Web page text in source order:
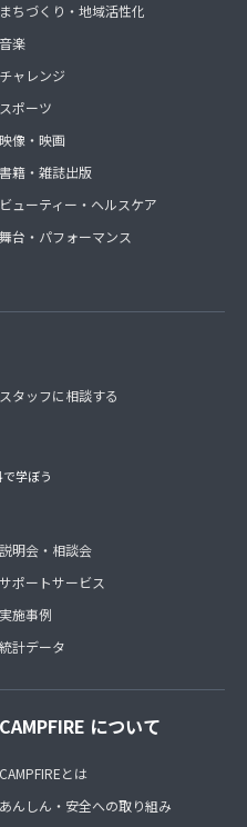
まちづくり・地域活性化
音楽
チャレンジ
スポーツ
映像・映画
書籍・雑誌出版
ビューティー・ヘルスケア
舞台・パフォーマンス
スタッフに相談する
学ぼう
説明会・相談会
サポートサービス
実施事例
統計データ
CAMPFIRE について
CAMPFIREとは
あんしん・安全への取り組み